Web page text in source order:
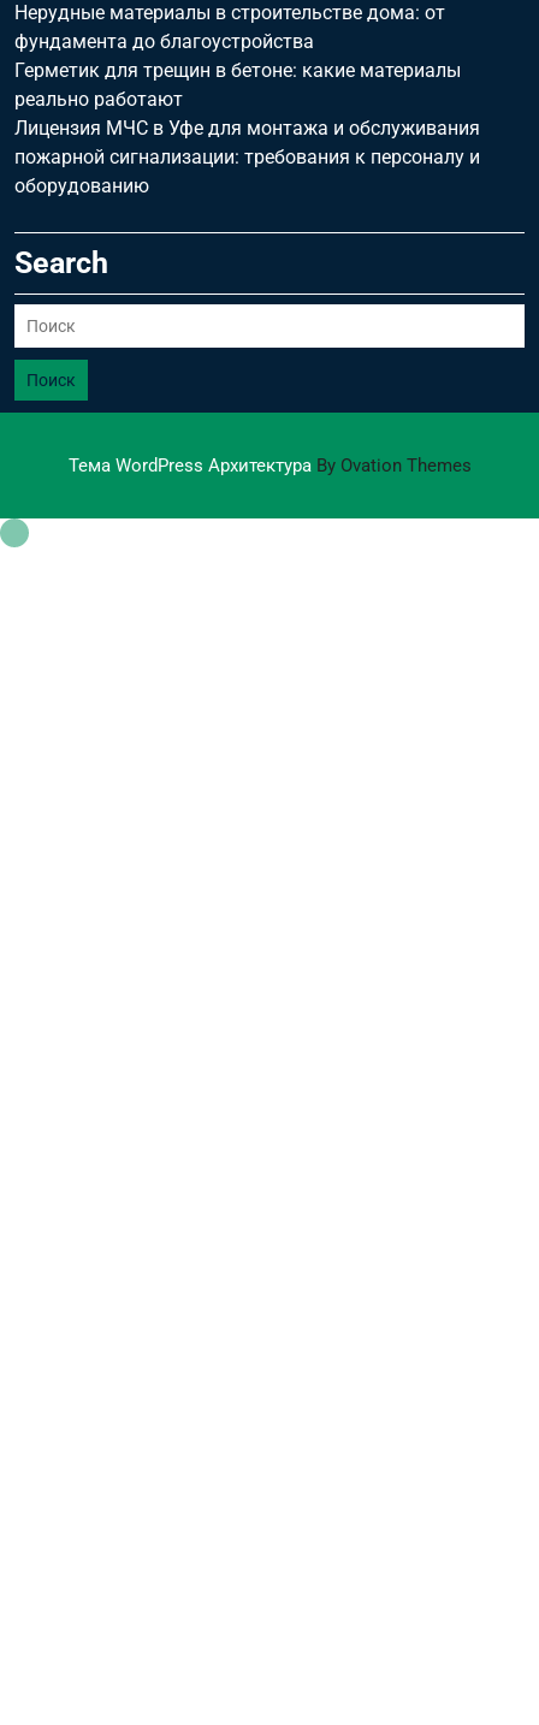
Нерудные материалы в строительстве дома: от
фундамента до благоустройства
Герметик для трещин в бетоне: какие материалы
реально работают
Лицензия МЧС в Уфе для монтажа и обслуживания
пожарной сигнализации: требования к персоналу и
оборудованию
Search
Поиск
Тема WordPress АрхитектураBy Ovation Themes